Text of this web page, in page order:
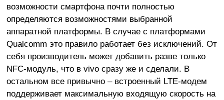
возможности смартфона почти полностью
определяются возможностями выбранной
аппаратной платформы. В случае с платформами
Qualcomm это правило работает без исключений. От
себя производитель может добавить разве только
NFC-модуль, что в vivo сразу же и сделали. В
остальном все привычно – встроенный LTE-модем
поддерживает максимальную входящую скорость на